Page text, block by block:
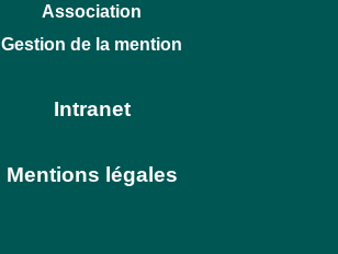
Association
Gestion de la mention
Intranet
Mentions légales